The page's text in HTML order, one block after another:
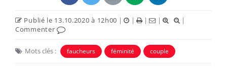
Publié le 13.10.2020 à 12h00 | | | |
|
Commenter
Mots clés : faucheurs féminité couple